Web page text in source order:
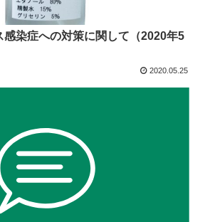
感染症への対策に関して（2020年5
2020.05.25